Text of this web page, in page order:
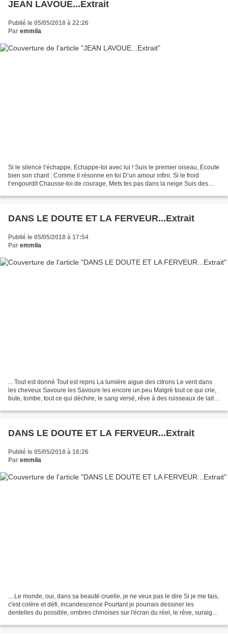
JEAN LAVOUE...Extrait
Publié le 05/05/2018 à 22:26
Par emmila
Si le silence t’échappe, Echappe-toi avec lui ! Suis le premier oiseau, Ecoute
bien son chant : Comme il résonne en toi D’un amour infini. Si le froid
t’engourdit Chausse-toi de courage, Mets tes pas dans la neige Suis des
DANS LE DOUTE ET LA FERVEUR...Extrait
Publié le 05/05/2018 à 17:54
Par emmila
... Tout est donné Tout est repris La lumière aigue des citrons Le vent dans
les cheveux Savoure les Savoure les encore un peu Malgré tout ce qui crie,
bute, tombe, tout ce qui déchire, le sang versé, rêve à des ruisseaux de lait
DANS LE DOUTE ET LA FERVEUR...Extrait
Publié le 05/05/2018 à 16:26
Par emmila
... Le monde, oui, dans sa beauté cruelle, je ne veux pas le dire Si je me tais,
c'est colère et défi, incandescence Pourtant je pourrais dessiner les
dentelles du possible, ombres chinoises sur l'écran du réel, le rêve, suraigu,